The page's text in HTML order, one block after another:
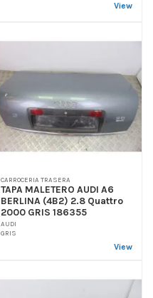
View
CARROCERIA TRASERA
TAPA MALETERO AUDI A6
BERLINA (4B2) 2.8 Quattro
2000 GRIS 186355
AUDI
GRIS
View